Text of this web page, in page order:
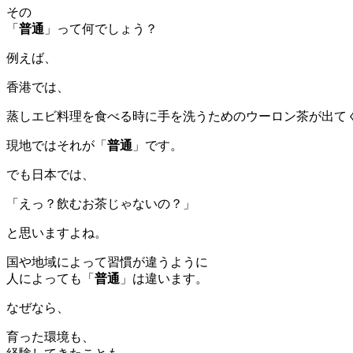
その
「 普通 」って何でしょう？
例えば、
香港では、
蒸しエビ料理を食べる時に手を洗うためのウーロン茶が出て
現地ではそれが「 普通 」です。
でも日本では、
「えっ？飲むお茶じゃないの？」
と思いますよね。
国や地域によって習慣が違うように
人によっても「 普通 」は違います。
なぜなら、
育った環境も、